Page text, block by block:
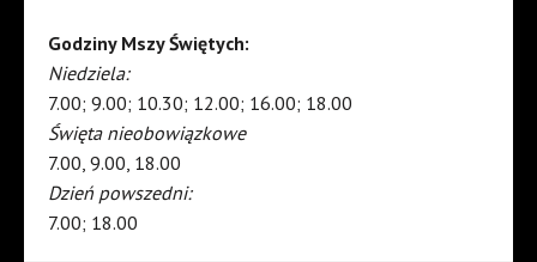
Godziny Mszy Świętych:
Niedziela:
7.00; 9.00; 10.30; 12.00; 16.00; 18.00
Święta nieobowiązkowe
7.00, 9.00, 18.00
Dzień powszedni:
7.00; 18.00